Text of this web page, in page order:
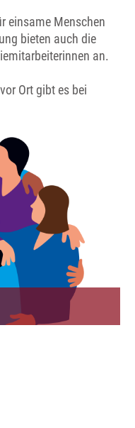
einsame Menschen
bieten auch die
an.
Ort gibt es bei